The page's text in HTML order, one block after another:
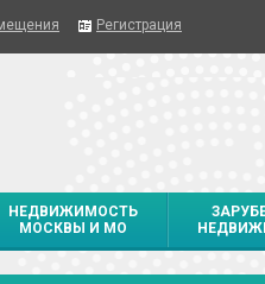
Регистрация
НЕДВИЖИМОСТЬ
МОСКВЫ И МО